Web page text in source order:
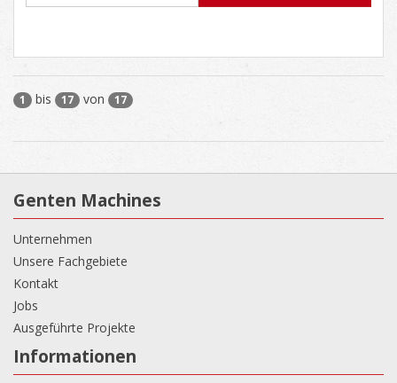
1 bis 17 von 17
Genten Machines
Unternehmen
Unsere Fachgebiete
Kontakt
Jobs
Ausgeführte Projekte
Informationen